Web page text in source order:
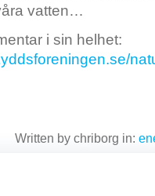
vatten…
i sin helhet:
Written by chriborg in: